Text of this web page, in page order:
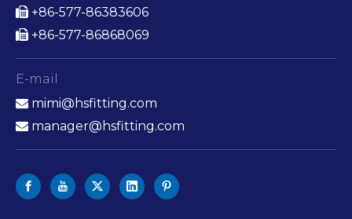
 +86-577-86383606
 +86-577-86868069
E-mail
 mimi@hsfitting.com
 manager@hsfitting.com